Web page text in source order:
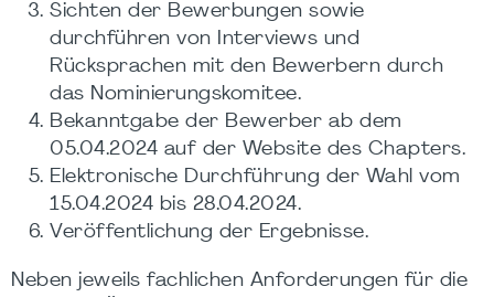
Sichten der Bewerbungen sowie
durchführen von Interviews und
Rücksprachen mit den Bewerbern durch
das Nominierungskomitee.
Bekanntgabe der Bewerber ab dem
05.04.2024 auf der Website des Chapters.
Elektronische Durchführung der Wahl vom
15.04.2024 bis 28.04.2024.
Veröffentlichung der Ergebnisse.
Neben jeweils fachlichen Anforderungen für die